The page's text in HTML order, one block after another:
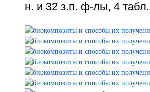
н. и 32 з.п. ф-лы, 4